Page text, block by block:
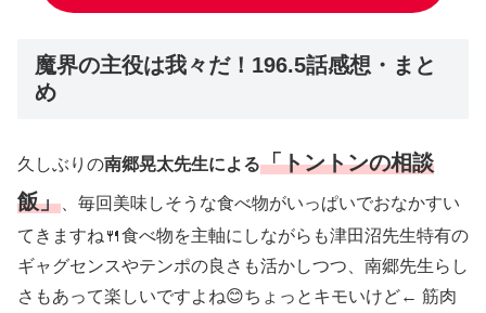
魔界の主役は我々だ！196.5話感想・まと
め
久しぶりの南郷晃太先生による「トントンの相談
飯」 、毎回美味しそうな食べ物がいっぱいでおなかすい
てきますね🍴食べ物を主軸にしながらも津田沼先生特有の
ギャグセンスやテンポの良さも活かしつつ、南郷先生らし
さもあって楽しいですよね😊ちょっとキモいけど← 筋肉